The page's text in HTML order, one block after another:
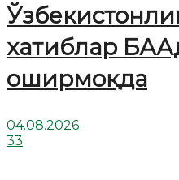
хатиблар
оширмоқда
04.08.2026
33